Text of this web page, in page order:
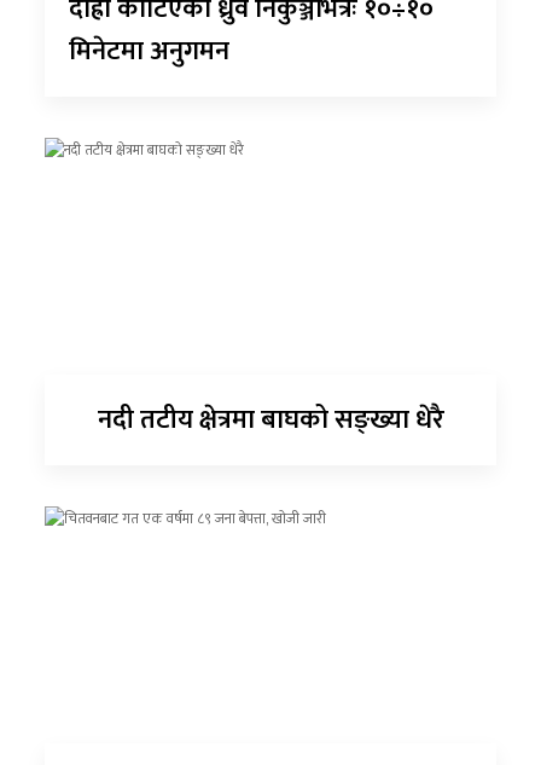
दाह्रा काटिएको ध्रुर्वे निकुञ्जभित्रैः १०÷१०
मिनेटमा अनुगमन
नदी तटीय क्षेत्रमा बाघको सङ्ख्या धेरै